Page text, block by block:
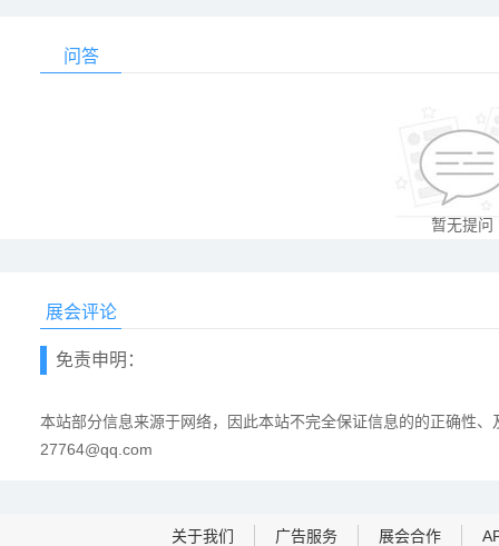
问答
暂无提问
展会评论
免责申明：
本站部分信息来源于网络，因此本站不完全保证信息的的正确性
27764@qq.com
关于我们 广告服务 展会合作